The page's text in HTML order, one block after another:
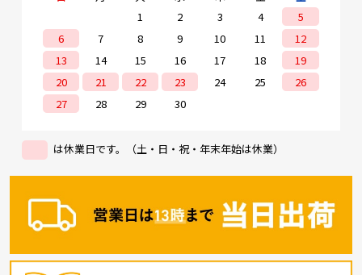
1
2 3 4
5
6
7 8 9 10 11
12
13
14 15 16 17 18
19
20
21 22 23 24 25
26
27
28 29 30
は休業日です。（土・日・祝・年末年始は休業）